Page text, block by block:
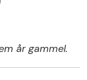
år gammel.